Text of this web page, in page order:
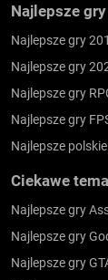
Najlepsze gry
Najlepsze gry
Najlepsze gry
Najlepsze gry
Najlepsze gry
Najlepsze
Ciekawe
Najlepsze gry
Najlepsze gry
Najlepsze gry